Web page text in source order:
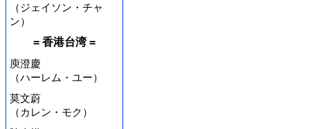
（ジェイソン・チャ
ン）
= 香港台湾 =
庾澄慶
（ハーレム・ユー）
莫文蔚
（カレン・モク）